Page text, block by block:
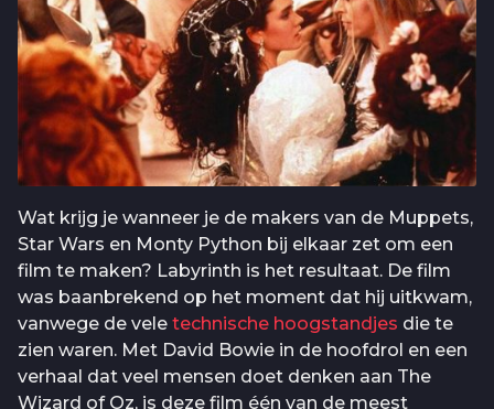
Wat krijg je wanneer je de makers van de Muppets,
Star Wars en Monty Python bij elkaar zet om een
film te maken? Labyrinth is het resultaat. De film
was baanbrekend op het moment dat hij uitkwam,
vanwege de vele technische hoogstandjes die te
zien waren. Met David Bowie in de hoofdrol en een
verhaal dat veel mensen doet denken aan The
Wizard of Oz, is deze film één van de meest